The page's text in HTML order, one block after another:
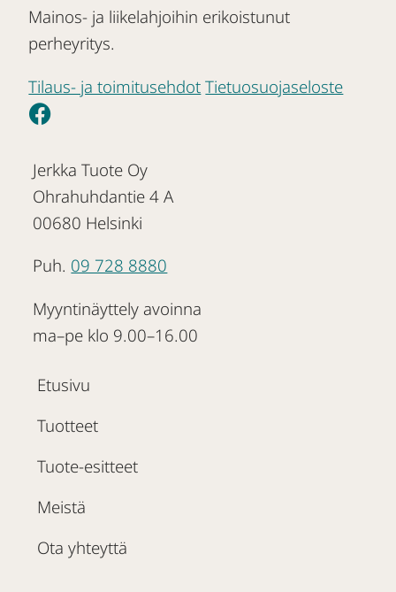
Mainos- ja liikelahjoihin erikoistunut
perheyritys.
Tilaus- ja toimitusehdot Tietuosuojaseloste
Jerkka Tuote Oy
Ohrahuhdantie 4 A
00680 Helsinki
Puh. 09 728 8880
Myyntinäyttely avoinna
ma–pe klo 9.00–16.00
Etusivu
Tuotteet
Tuote-esitteet
Meistä
Ota yhteyttä